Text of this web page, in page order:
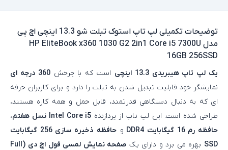
توضیحات تکمیلی
لپ تاپ استوک تبلت شو 13.3 اینچی اچ پی
مدل HP EliteBook x360 1030 G2 2in1 Core i5 7300U
16GB 256SSD
یک لپ تاپ هیبریدی 13.3 اینچی است که با چرخش360 درجه ای
نمایشگر خود قابلیت تبدیل شدن به تبلت را دارد و برای کاربران حرفه
ای که به دنبال دستگاهی قدرتمند، قابل حمل و همه کاره هستند،
طراحی شده است. این لپ تاپ از پردازنده Intel Core i5 نسل هفتم
،
حافظه رم 16 گیگابایت DDR4
و
حافظه ذخیره سازی 256 گیگابایت
SSD بهره می برد و دارای یک
صفحه نمایش لمسی فول اچ دی (Full